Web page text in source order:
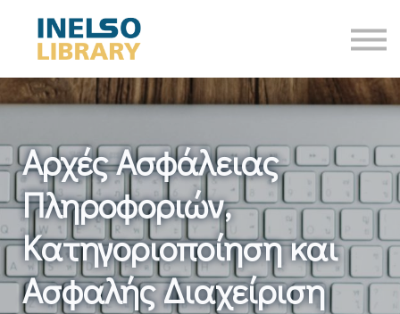
Είσοδος
Αρχές Ασφάλειας
Πληροφοριών,
Κατηγοριοποίηση και
Ασφαλής Διαχείριση